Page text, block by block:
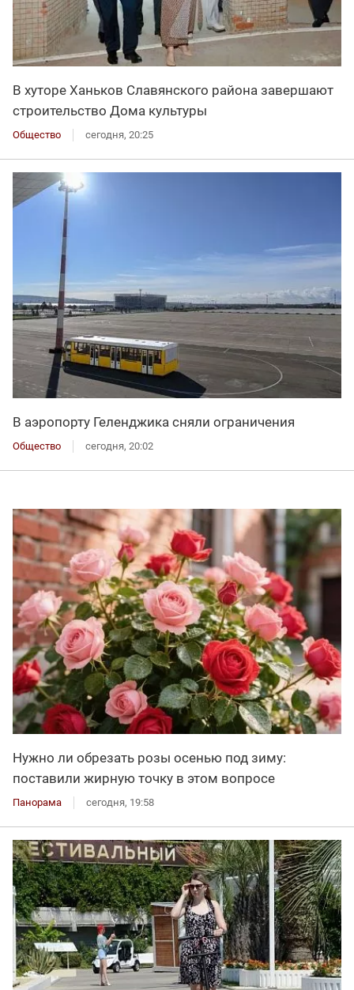
В хуторе Ханьков Славянского района завершают
строительство Дома культуры
Общество сегодня, 20:25
В аэропорту Геленджика сняли ограничения
Общество сегодня, 20:02
Нужно ли обрезать розы осенью под зиму:
поставили жирную точку в этом вопросе
Панорама сегодня, 19:58